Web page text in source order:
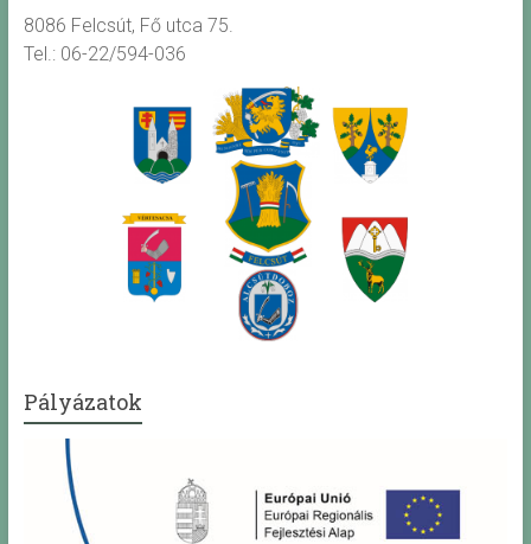
8086 Felcsút, Fő utca 75.
Tel.: 06-22/594-036
Pályázatok